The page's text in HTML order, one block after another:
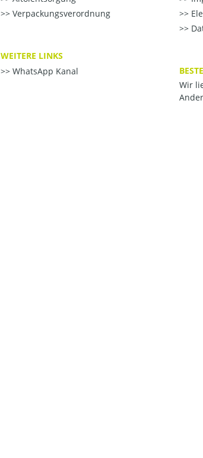
Verpackungsverordnung
WEITERE LINKS
WhatsApp Kanal
Wir